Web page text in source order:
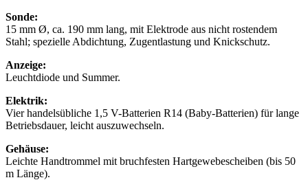
Sonde:
15 mm Ø, ca. 190 mm lang, mit Elektrode aus nicht rostendem
Stahl; spezielle Abdichtung, Zugentlastung und Knickschutz.
Anzeige:
Leuchtdiode und Summer.
Elektrik:
Vier handelsübliche 1,5 V-Batterien R14 (Baby-Batterien) für lange
Betriebsdauer, leicht auszuwechseln.
Gehäuse:
Leichte Handtrommel mit bruchfesten Hartgewebescheiben (bis 50
m Länge).